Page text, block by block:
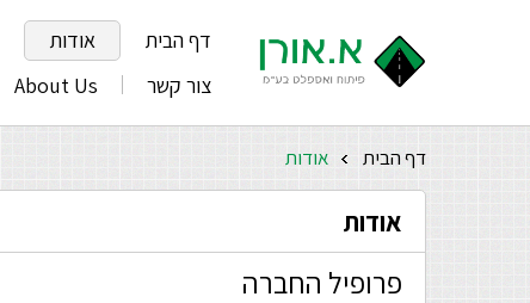
דף הבית אודות
צור קשר
About Us
דף הבית » אודות
אודות
פרופיל החברה